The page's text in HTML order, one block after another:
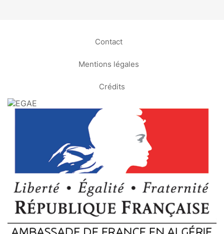
Contact
Mentions légales
Crédits